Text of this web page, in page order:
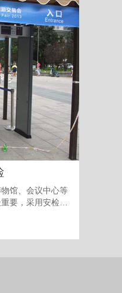
馆、会议中心等
要，采用安检门
免人员过多发生